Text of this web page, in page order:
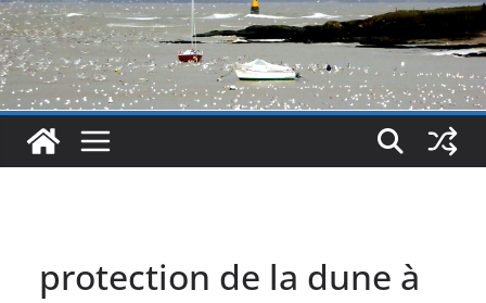
protection de la dune à